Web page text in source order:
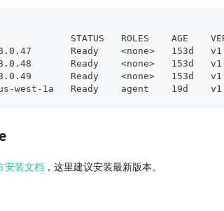
STATUS   ROLES    AGE
Ready <none>
153d
Ready <none>
153d
Ready <none>
153d
west-1a   Ready    agent    19d
安装文档 ，这里建议安装最新版本。